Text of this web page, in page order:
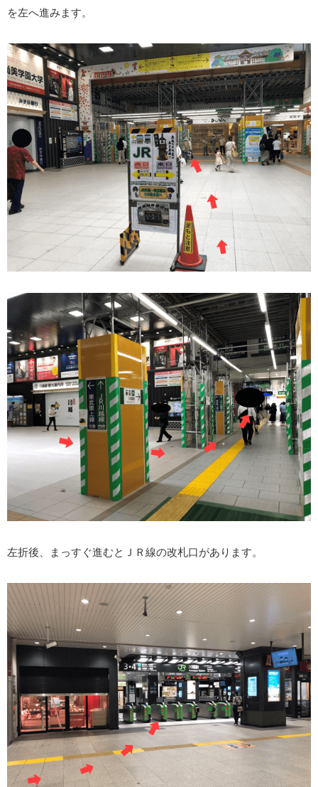
を左へ進みます。
左折後、まっすぐ進むとＪＲ線の改札口があります。